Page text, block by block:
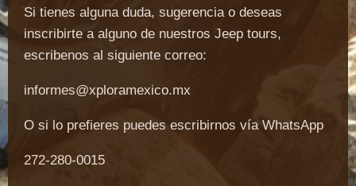
Si tienes alguna duda, sugerencia o deseas
inscribirte a alguno de nuestros Jeep tours,
escribenos al siguiente correo:
informes@xploramexico.mx
O si lo prefieres puedes escribirnos vía WhatsApp
272-280-0015